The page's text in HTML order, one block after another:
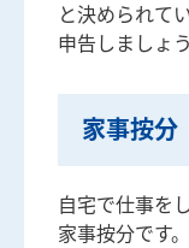
と決められて
申告しましょう
家事按分
自宅で仕事を
家事按分です